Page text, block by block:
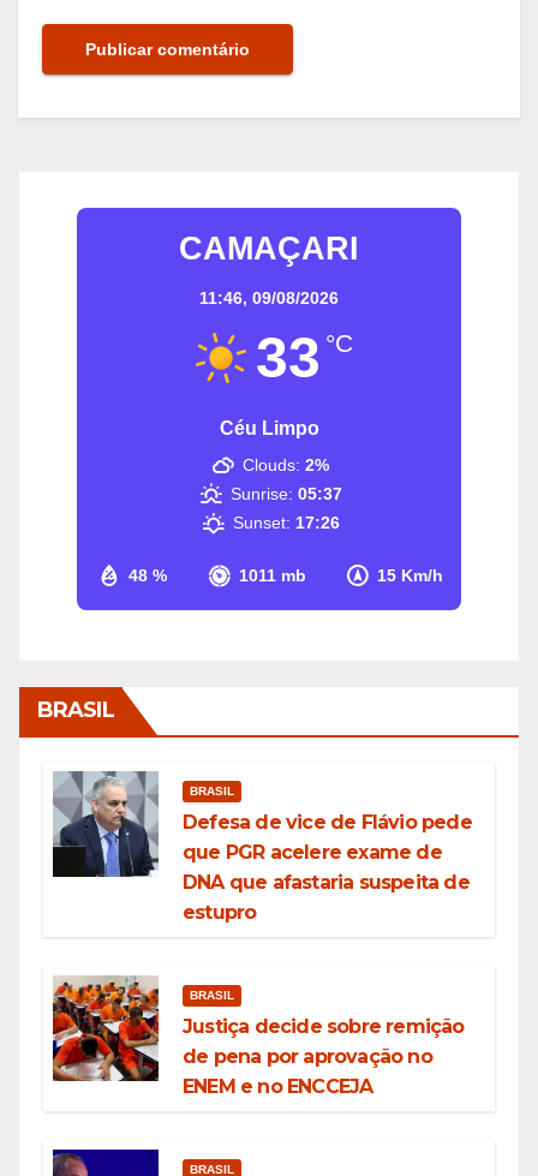
CAMAÇARI
11:46, 09/08/2026
33 °C
Céu Limpo
48 % 1011 mb 15 Km/h
Clouds: 2%
Sunrise: 05:37
Sunset: 17:26
BRASIL
BRASIL
Defesa de vice de Flávio pede
que PGR acelere exame de
DNA que afastaria suspeita de
estupro
BRASIL
Justiça decide sobre remição
de pena por aprovação no
ENEM e no ENCCEJA
BRASIL